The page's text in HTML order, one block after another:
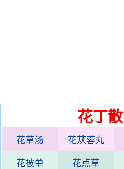
花丁散
花草汤 花苁蓉丸
花被单 花点草